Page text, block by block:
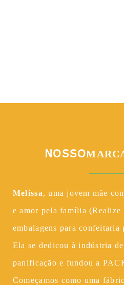
NOSSO
Melissa, uma jovem mãe
e amor pela família (Realize
embalagens para confeitaria
Ela se dedicou à indústria de
panificação e fundou a
Começamos como uma